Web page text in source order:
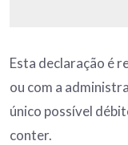
Esta declaração é
ou com a
único possível
conter.